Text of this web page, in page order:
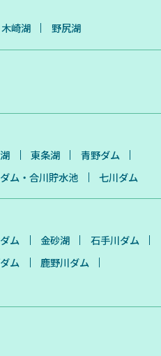
木崎湖 野尻湖
東条湖
青野ダム
ム・合川貯水池 七川ダム
ム 金砂湖
石手川ダム
ム
鹿野川ダム